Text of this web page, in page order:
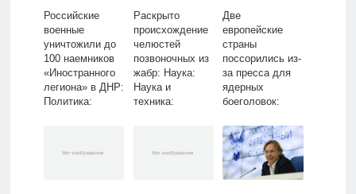
Российские
военные
уничтожили до
100 наемников
«Иностранного
легиона» в ДНР:
Политика:
Раскрыто
происхождение
челюстей
позвоночных из
жабр: Наука:
Наука и
техника:
Две
европейские
страны
поссорились из-
за пресса для
ядерных
боеголовок:
Lenta.ru